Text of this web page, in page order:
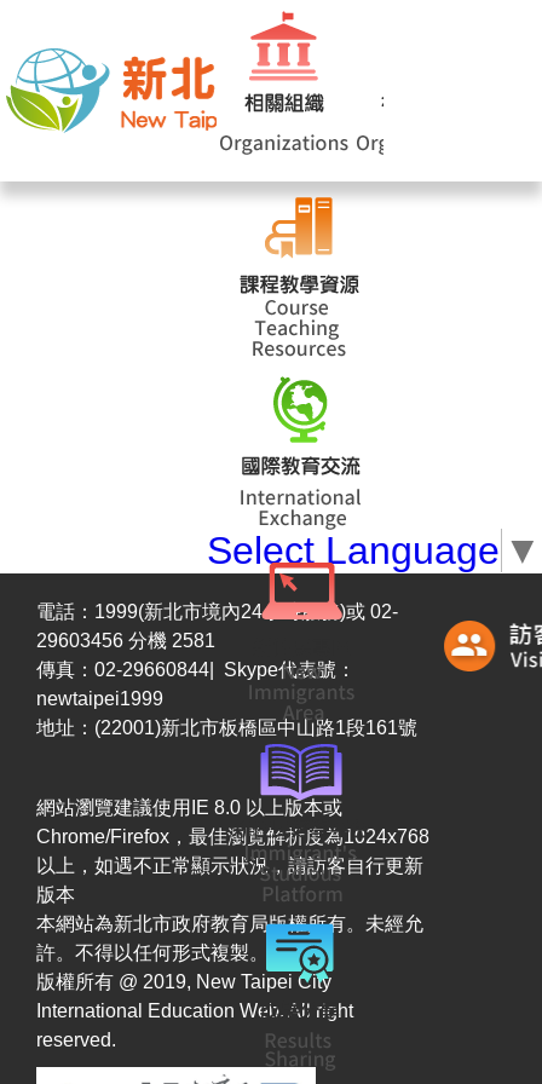
Select Language ▼
電話：1999(新北市境內24小時服務)或 02-
29603456 分機 2581
傳真：02-29660844| Skype代表號：
newtaipei1999
地址：(22001)新北市板橋區中山路1段161號
網站瀏覽建議使用IE 8.0 以上版本或
Chrome/Firefox，最佳瀏覽解析度為1024x768
以上，如遇不正常顯示狀況，請訪客自行更新
版本
本網站為新北市政府教育局版權所有。未經允
許。不得以任何形式複製。
版權所有 @ 2019, New Taipei City
International Education Web. All right
reserved.